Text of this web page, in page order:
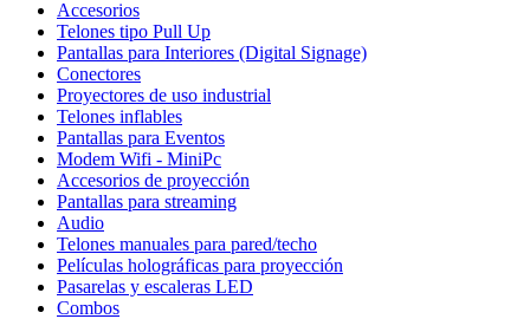
Accesorios
Telones tipo Pull Up
Pantallas para Interiores (Digital Signage)
Conectores
Proyectores de uso industrial
Telones inflables
Pantallas para Eventos
Modem Wifi - MiniPc
Accesorios de proyección
Pantallas para streaming
Audio
Telones manuales para pared/techo
Películas holográficas para proyección
Pasarelas y escaleras LED
Combos